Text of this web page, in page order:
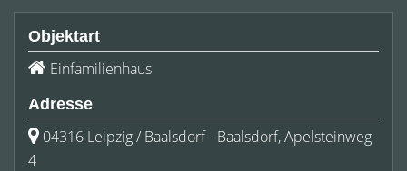
Objektart
Einfamilienhaus
Adresse
04316 Leipzig / Baalsdorf - Baalsdorf, Apelsteinweg
4